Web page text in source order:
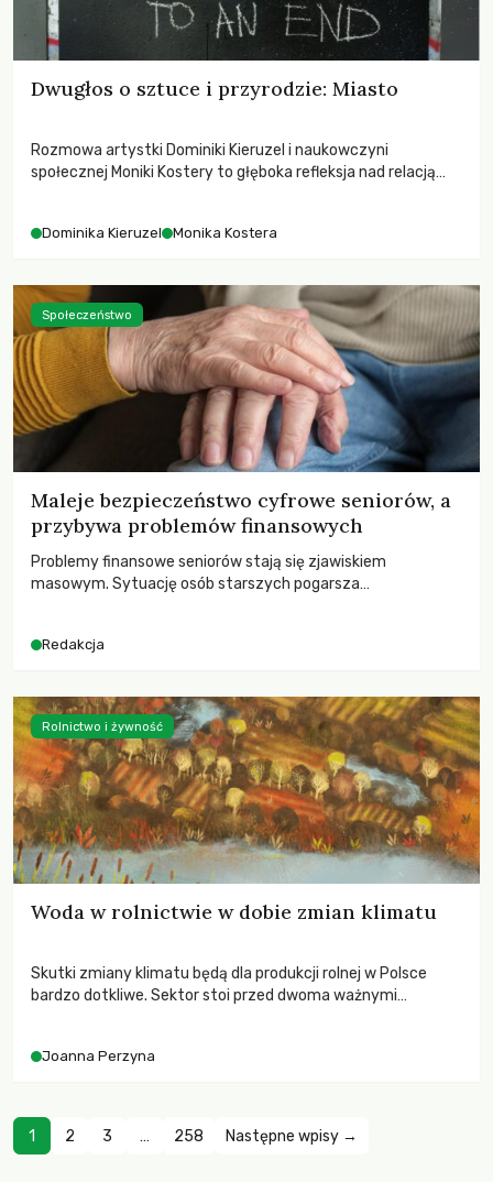
Dwugłos o sztuce i przyrodzie: Miasto
Rozmowa artystki Dominiki Kieruzel i naukowczyni
społecznej Moniki Kostery to głęboka refleksja nad relacją
Dominika Kieruzel Monika Kostera
Maleje bezpieczeństwo cyfrowe seniorów, a
przybywa problemów finansowych
Problemy finansowe seniorów stają się zjawiskiem
masowym. Sytuację osób starszych pogarsza
Redakcja
Społeczeństwo
Woda w rolnictwie w dobie zmian klimatu
Skutki zmiany klimatu będą dla produkcji rolnej w Polsce
bardzo dotkliwe. Sektor stoi przed dwoma ważnymi
zachodzących zmian klimatycznych. Wymagać to będzie
Joanna Perzyna
Rolnictwo i żywność
1 2 3 … 258 Następne wpisy →